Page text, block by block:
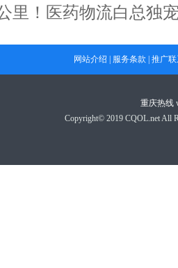
里！医药物流白总独
网站介绍 服务条款 推广
重庆热线
Copyright© 2019 CQOL.net All